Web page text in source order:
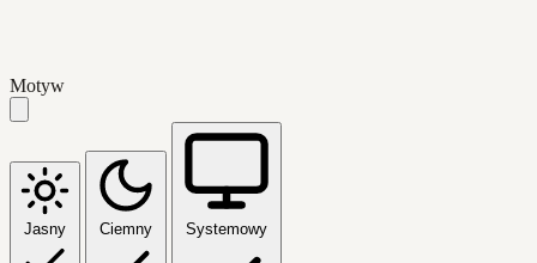
Motyw
Jasny Ciemny Systemowy